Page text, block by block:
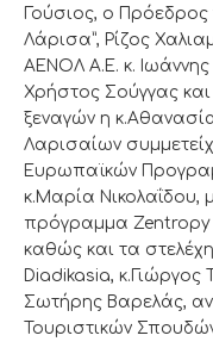
Γούσιος, ο Πρόεδρος
Λάρισα”, Ρίζος
ΑΕΝΟΛ Α.Ε. κ.
Χρήστος Σούγγας και
ξεναγών η
Λαρισαίων
Ευρωπαϊκών
κ.Μαρία Νικολαΐδου,
πρόγραμμα Zentropy
καθώς και τα
Diadikasia, κ.Γιώργος
Σωτήρης Βαρελάς,
Τουριστικών